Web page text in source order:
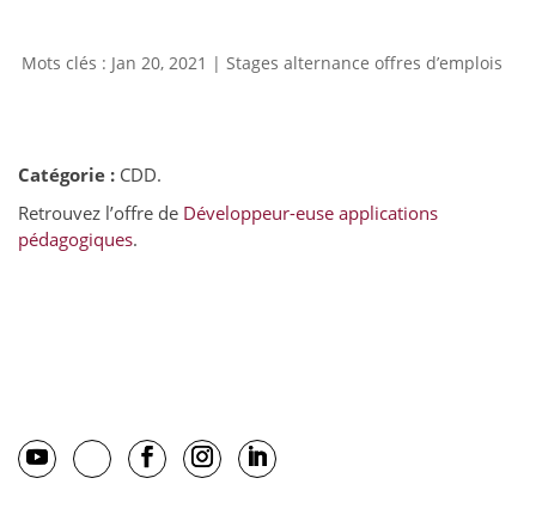
Jan 20, 2021 | Stages alternance offres d’emplois
Catégorie : CDD.
Retrouvez l’offre de Développeur-euse applications
pédagogiques.